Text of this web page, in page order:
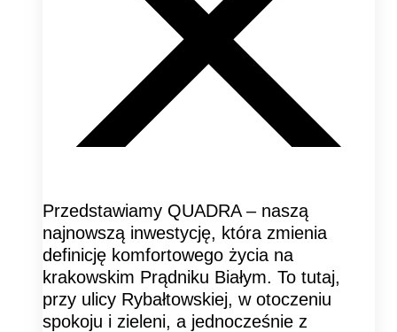
Przedstawiamy QUADRA – naszą
najnowszą inwestycję, która zmienia
definicję komfortowego życia na
krakowskim Prądniku Białym. To tutaj,
przy ulicy Rybałtowskiej, w otoczeniu
spokoju i zieleni, a jednocześnie z